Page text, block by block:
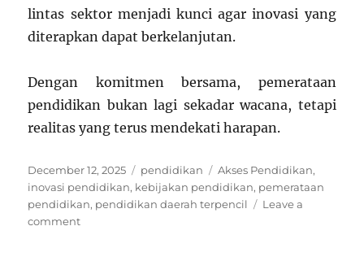
lintas sektor menjadi kunci agar inovasi yang
diterapkan dapat berkelanjutan.
Dengan komitmen bersama, pemerataan
pendidikan bukan lagi sekadar wacana, tetapi
realitas yang terus mendekati harapan.
Posted
on
December 12, 2025 Categories
pendidikan Tags
Akses Pendidikan,
inovasi pendidikan, kebijakan pendidikan, pemerataan
pendidikan, pendidikan daerah terpencil
Leave a
commenton